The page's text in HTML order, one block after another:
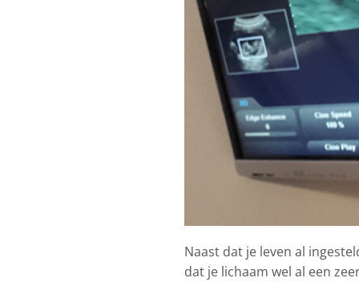
Naast dat je leven al
dat je lichaam wel al een